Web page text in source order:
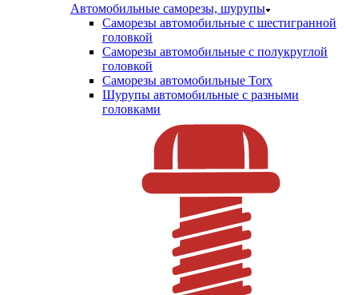
Автомобильные саморезы, шурупы
Саморезы автомобильные с шестигранной
головкой
Саморезы автомобильные с полукруглой
головкой
Саморезы автомобильные Torx
Шурупы автомобильные с разными
головками